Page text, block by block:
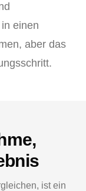
einen
aber das
ist ein